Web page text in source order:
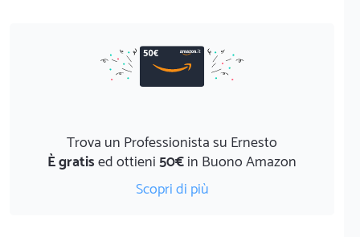
Trova un Professionista su Ernesto
È gratised ottieni50€in Buono Amazon
Scopri di più